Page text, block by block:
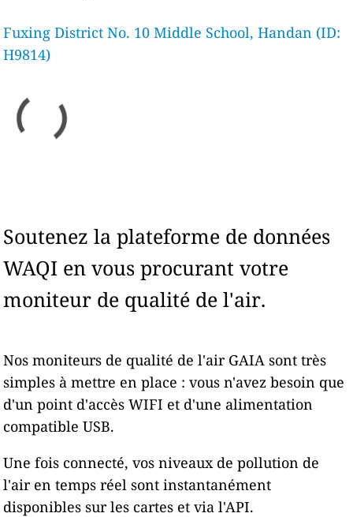
Fuxing District No. 10 Middle School, Handan (ID:
H9814)
Soutenez la plateforme de données
WAQI en vous procurant votre
moniteur de qualité de l'air.
Nos moniteurs de qualité de l'air GAIA sont très
simples à mettre en place : vous n'avez besoin que
d'un point d'accès WIFI et d'une alimentation
compatible USB.
Une fois connecté, vos niveaux de pollution de
l'air en temps réel sont instantanément
disponibles sur les cartes et via l'API.